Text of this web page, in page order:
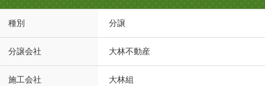
種別 分譲
分譲会社 大林不動産
施工会社 大林組